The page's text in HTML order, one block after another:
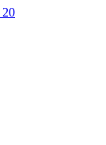
20